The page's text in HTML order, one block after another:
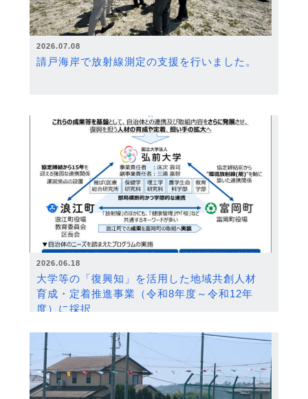
2026.07.08
請戸海岸で放射線測定の支援を行いました。
2026.06.18
大学等の「復興知」を活用した地域共創人材
育成・定着推進事業（令和8年度～令和12年
度）に採択